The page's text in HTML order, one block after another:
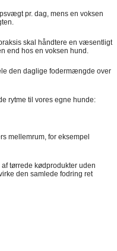
pr. dag, mens en voksen
skal håndtere en væsentligt
end hos en voksen hund.
den daglige fodermængde over
rytme til vores egne hunde:
mellemrum, for eksempel
tørrede kødprodukter uden
den samlede fodring ret